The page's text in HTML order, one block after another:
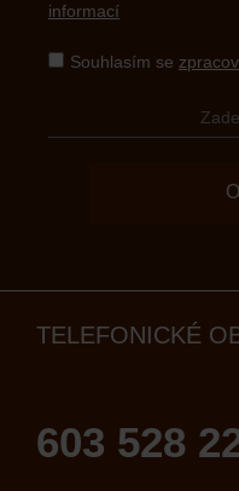
informací
Souhlasím se
TELEFONICKÉ
603 528